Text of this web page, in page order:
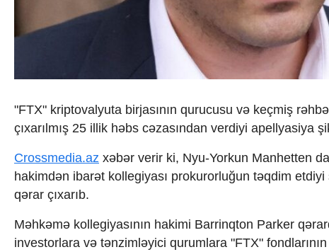
İqtisadi xəbərlər
Energetika
Kənd təsərrüfatı
Telekommunikasiya və nəqliyyat
COP29
Crossmedia.az - 1 yaş
Siyasət
Məhkəmə və hüquq
Zəfər - 5
Gənclər və İdman
"FTX" kriptovalyuta birjasının qurucusu və keçmiş
çıxarılmış 25 illik həbs cəzasından verdiyi apellyasiya
Crossmedia.az xəbər verir ki, Nyu-Yorkun Manhetten
hakimdən ibarət kollegiyası prokurorluğun təqdim
qərar çıxarıb.
Məhkəmə kollegiyasının hakimi Barrinqton Parker
investorlara və tənzimləyici qurumlara "FTX"